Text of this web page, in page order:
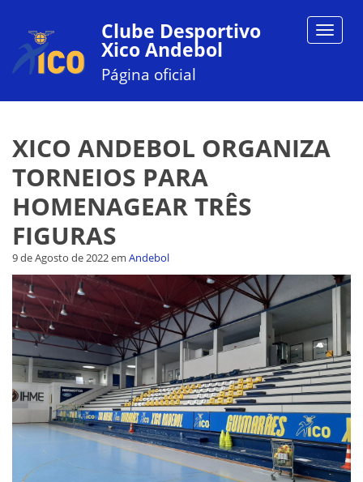
Toggle
Clube Desportivo
Xico Andebol
Página oficial
XICO ANDEBOL ORGANIZA
TORNEIOS PARA
HOMENAGEAR TRÊS
FIGURAS
9 de Agosto de 2022em Andebol